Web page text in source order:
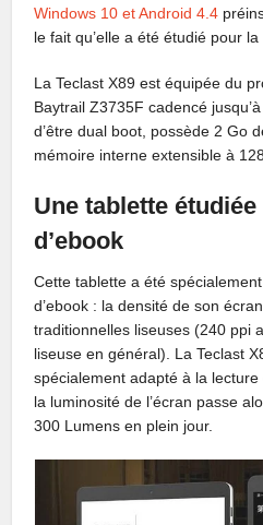
Windows 10 et Android 4.4
le fait qu’elle a été étudié pour
La Teclast X89 est équipée du
Baytrail Z3735F cadencé
d’être dual boot, possède 2 Go
mémoire interne extensible à
Une tablette
d’ebook
Cette tablette a été
d’ebook : la densité de son
traditionnelles liseuses (240 ppi
liseuse en général). La Teclast
spécialement adapté à la
la luminosité de l’écran passe
300 Lumens en plein jour.